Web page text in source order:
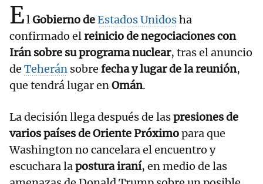
ElGobierno deEstados Unidosha
confirmado elreinicio de negociaciones con
Irán sobre su programa nuclear, tras el anuncio
de Teherán sobre fecha y lugar de la reunión,
que tendrá lugar enOmán.
La decisión llega después de laspresiones de
varios países de Oriente Próximopara que
Washington no cancelara el encuentro y
escuchara lapostura iraní, en medio de las